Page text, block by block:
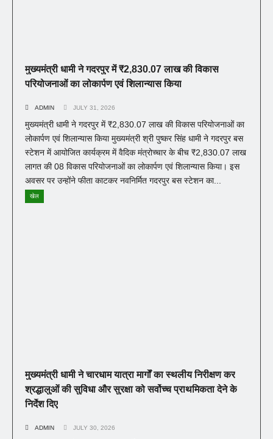
मुख्यमंत्री धामी ने गदरपुर में ₹2,830.07 लाख की विकास
परियोजनाओं का लोकार्पण एवं शिलान्यास किया
ADMIN JULY 31, 2026
मुख्यमंत्री धामी ने गदरपुर में ₹2,830.07 लाख की विकास परियोजनाओं का
लोकार्पण एवं शिलान्यास किया मुख्यमंत्री श्री पुष्कर सिंह धामी ने गदरपुर बस
स्टेशन में आयोजित कार्यक्रम में वैदिक मंत्रोच्चार के बीच ₹2,830.07 लाख
लागत की 08 विकास परियोजनाओं का लोकार्पण एवं शिलान्यास किया। इस
अवसर पर उन्होंने फीता काटकर नवनिर्मित गदरपुर बस स्टेशन का...
खेल
मुख्यमंत्री धामी ने चारधाम यात्रा मार्गों का स्थलीय निरीक्षण कर
श्रद्धालुओं की सुविधा और सुरक्षा को सर्वोच्च प्राथमिकता देने के
निर्देश दिए
ADMIN JULY 30, 2026